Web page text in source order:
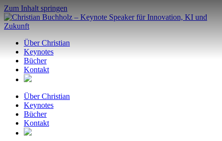
Zum Inhalt springen
Über Christian
Keynotes
Bücher
Kontakt
Über Christian
Keynotes
Bücher
Kontakt